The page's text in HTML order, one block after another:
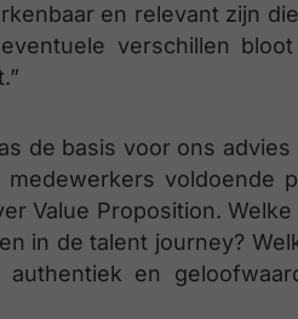
en relevant zijn
verschillen
de basis voor ons
voldoende
Value Proposition.
in de talent journey?
authentiek en